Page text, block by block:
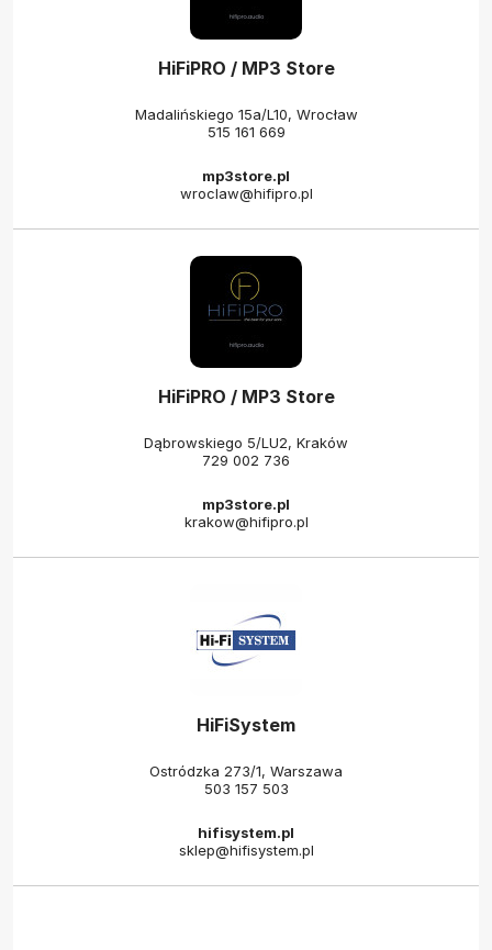
HiFiPRO / MP3 Store
Madalińskiego 15a/L10, Wrocław
515 161 669
mp3store.pl
wroclaw@hifipro.pl
HiFiPRO / MP3 Store
Dąbrowskiego 5/LU2, Kraków
729 002 736
mp3store.pl
krakow@hifipro.pl
HiFiSystem
Ostródzka 273/1, Warszawa
503 157 503
hifisystem.pl
sklep@hifisystem.pl